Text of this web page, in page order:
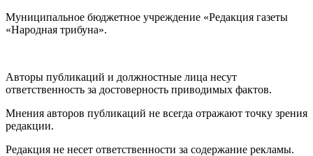
Муниципальное бюджетное учреждение «Редакция газеты
«Народная трибуна».
Авторы публикаций и должностные лица несут
ответственность за достоверность приводимых фактов.
Мнения авторов публикаций не всегда отражают точку зрения
редакции.
Редакция не несет ответственности за содержание рекламы.